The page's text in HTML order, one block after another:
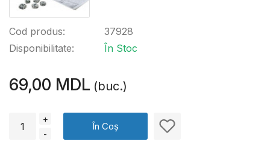
Cod produs:
Disponibilitate:
37928
În Stoc
69,00 MDL (buc.)
+
-
În Coș